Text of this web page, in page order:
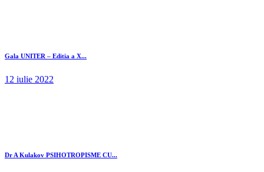
Gala UNITER – Editia a X...
12 iulie 2022
Dr A Kulakov PSIHOTROPISME CU...